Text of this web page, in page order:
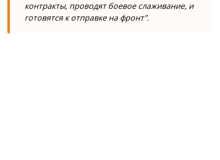
контракты, проводят боевое слаживание, и
готовятся к отправке на фронт".